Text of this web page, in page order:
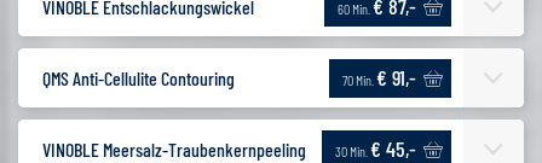
VINOBLE Entschlackungswickel 60 Min. € 87,-
QMS Anti-Cellulite Contouring 70 Min. € 91,-
VINOBLE Meersalz-Traubenkernpeeling 30 Min. € 45,-